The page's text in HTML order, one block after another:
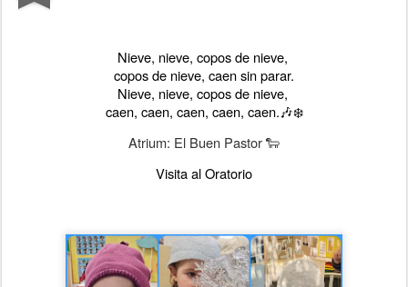
Nieve, nieve, copos de nieve,
copos de nieve, caen sin parar.
Nieve, nieve, copos de nieve,
caen, caen, caen, caen, caen.🎶❄️
Atrium: El Buen Pastor 🐑
Visita al Oratorio